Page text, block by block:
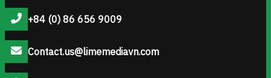
+84 (0) 86 656 9009
Contact.us@limemediavn.com